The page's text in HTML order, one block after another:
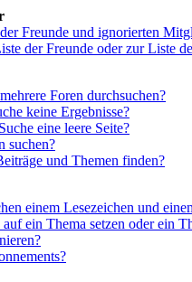
Freunde und ignorierten
der Freunde oder zur Liste
Foren durchsuchen?
keine Ergebnisse?
eine leere Seite?
suchen?
und Themen finden?
einem Lesezeichen und
ein Thema setzen oder ein